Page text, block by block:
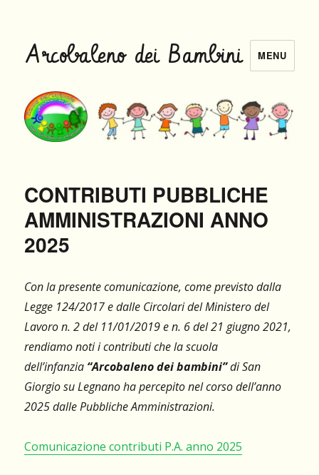
Arcobaleno dei Bambini MENU
CONTRIBUTI PUBBLICHE
AMMINISTRAZIONI ANNO
2025
Con la presente comunicazione, come previsto dalla
Legge 124/2017 e dalle Circolari del Ministero del
Lavoro n. 2 del 11/01/2019 e n. 6 del 21 giugno 2021,
rendiamo noti i contributi che la scuola
dell’infanzia “Arcobaleno dei bambini”di San
Giorgio su Legnano ha percepito nel corso dell’anno
2025 dalle Pubbliche Amministrazioni.
Comunicazione contributi P.A. anno 2025